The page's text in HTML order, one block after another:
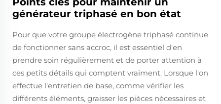
générateur triphasé en bon état
Pour que votre groupe électrogène triphasé continue
de fonctionner sans accroc, il est essentiel d'en
prendre soin régulièrement et de porter attention à
ces petits détails qui comptent vraiment. Lorsque l'on
effectue l'entretien de base, comme vérifier les
différents éléments, graisser les pièces nécessaires et